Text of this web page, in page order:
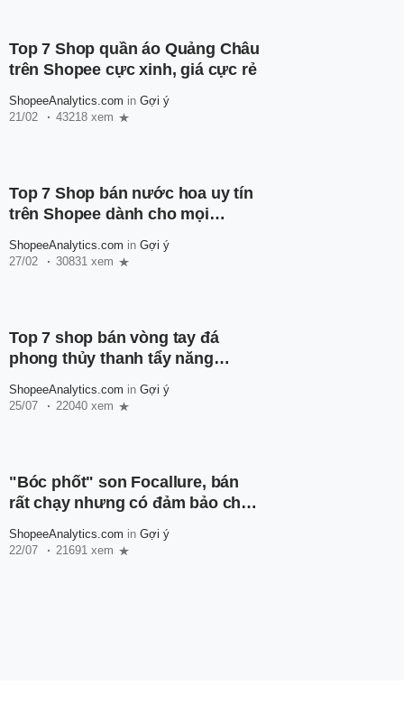
Top 7 Shop quần áo Quảng Châu
trên Shopee cực xinh, giá cực rẻ
ShopeeAnalytics.com in Gợi ý
21/02
43218 xem
Top 7 Shop bán nước hoa uy tín
trên Shopee dành cho mọi
ShopeeAnalytics.com in Gợi ý
27/02
30831 xem
Top 7 shop bán vòng tay đá
phong thủy thanh tẩy năng
chủ nhân
ShopeeAnalytics.com in Gợi ý
25/07
22040 xem
"Bóc phốt" son Focallure, bán
rất chạy nhưng có đảm bảo chất
ShopeeAnalytics.com in Gợi ý
22/07
21691 xem